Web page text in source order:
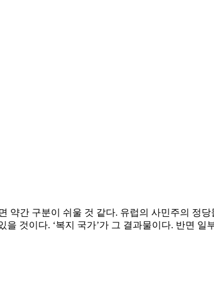
약간 구분이 쉬울 것 같다. 유럽의 사민주의 정
것이다. ‘복지 국가’가 그 결과물이다. 반면